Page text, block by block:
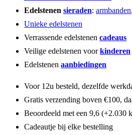
Edelstenen sieraden: armbanden,
Unieke edelstenen
Verrassende edelstenen cadeaus
Veilige edelstenen voorkinderen
Edelstenen aanbiedingen
Voor 12u besteld, dezelfde
Gratis verzending boven €100,
Beoordeeld met een 9,6 (+2.030
Cadeautje bij elke bestelling